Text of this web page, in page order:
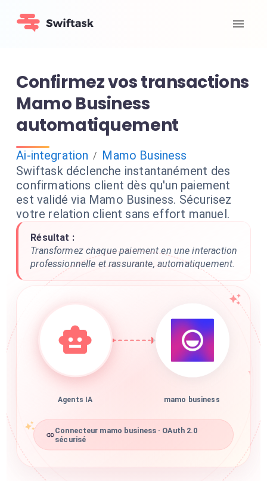
Confirmez vos transactions
Mamo Business
automatiquement
Ai-integration / Mamo Business
Swiftask déclenche instantanément des
confirmations client dès qu'un paiement
est validé via Mamo Business. Sécurisez
votre relation client sans effort manuel.
Résultat :
Transformez chaque paiement en une interaction
professionnelle et rassurante, automatiquement.
Agents IA mamo business
Connecteur mamo business · OAuth 2.0
sécurisé